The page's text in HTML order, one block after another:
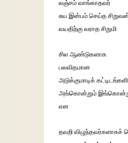
லஞ்சம் வாங்காதவர்
சுய இன்பம் செய்த
வயதிற்கு வராத சிறுமி
சில ஆண்டுகளாக
பலவிதமான
அடுக்குமாடிக்
அங்கொன்றும்
என
தவறி